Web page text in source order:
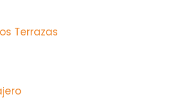
Terrazas